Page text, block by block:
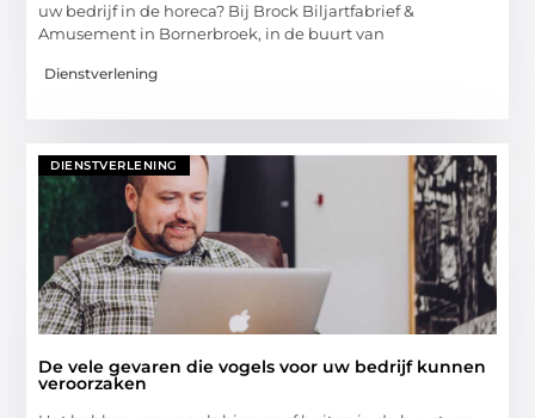
uw bedrijf in de horeca? Bij Brock Biljartfabrief &
Amusement in Bornerbroek, in de buurt van
Dienstverlening
DIENSTVERLENING
De vele gevaren die vogels voor uw bedrijf kunnen
veroorzaken